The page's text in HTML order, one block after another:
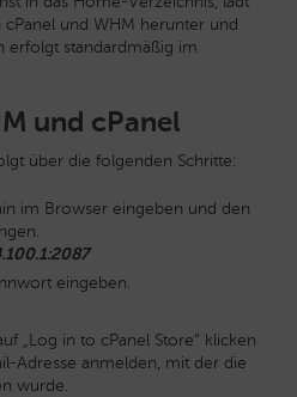
und WHM herunter und
erfolgt standardmäßig im
und cPanel
über die folgenden Schritte:
im Browser eingeben und den
eingeben.
„Log in to cPanel Store“ klicken
Adresse anmelden, mit der die
wurde.